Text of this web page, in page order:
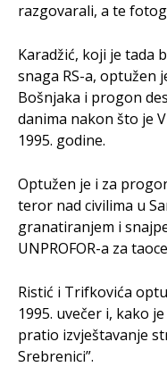
razgovarali, a te
Karadžić, koji je tada
snaga RS-a, optužen
Bošnjaka i progon
danima nakon što je
1995. godine.
Optužen je i za
teror nad civilima u
granatiranjem i
UNPROFOR-a za
Ristić i Trifkovića
1995. uvečer i, kako
pratio izvještavanje
Srebrenici”.